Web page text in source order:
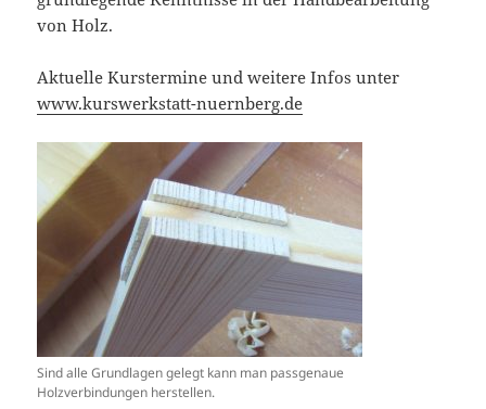
von Holz.
Aktuelle Kurstermine und weitere Infos unter
www.kurswerkstatt-nuernberg.de
Sind alle Grundlagen gelegt kann man passgenaue
Holzverbindungen herstellen.